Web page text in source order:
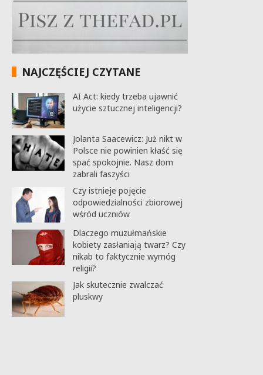
NAJCZĘŚCIEJ CZYTANE
AI Act: kiedy trzeba ujawnić
użycie sztucznej inteligencji?
Jolanta Saacewicz: Już nikt w
Polsce nie powinien kłaść się
spać spokojnie. Nasz dom
zabrali faszyści
Czy istnieje pojęcie
odpowiedzialności zbiorowej
wśród uczniów
Dlaczego muzułmańskie
kobiety zasłaniają twarz? Czy
nikab to faktycznie wymóg
religii?
Jak skutecznie zwalczać
pluskwy